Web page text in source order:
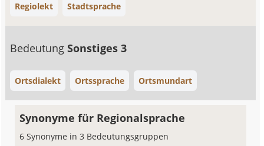
Regiolekt Stadtsprache
BedeutungSonstiges 3
Ortsdialekt Ortssprache Ortsmundart
Synonyme für Regionalsprache
6 Synonyme in 3 Bedeutungsgruppen